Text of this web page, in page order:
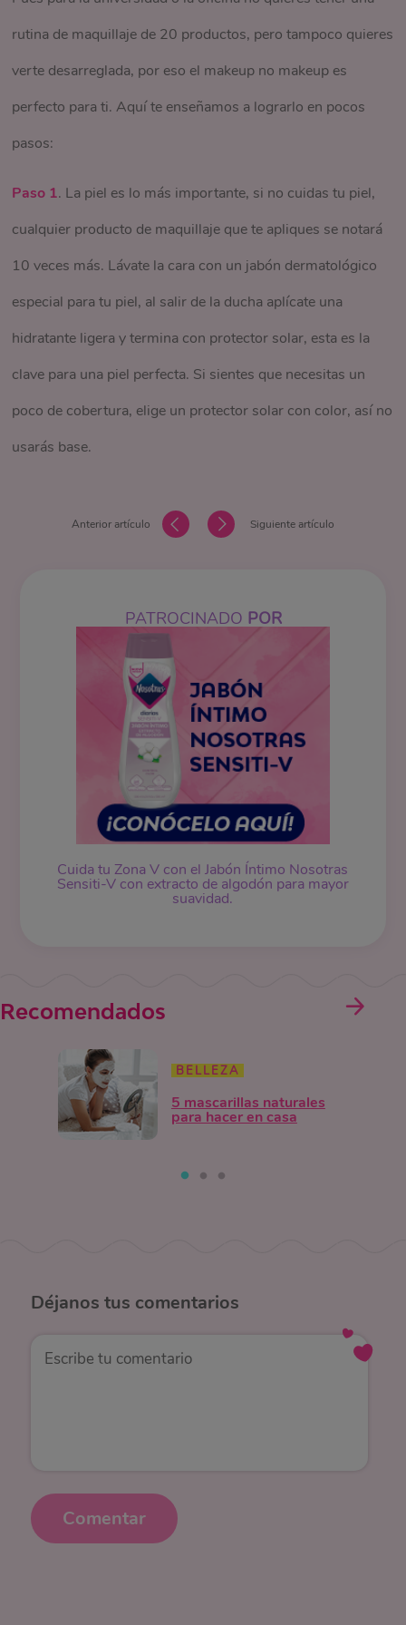
rutina de maquillaje de 20 productos, pero tampoco quieres
verte desarreglada, por eso el makeup no makeup es
perfecto para ti. Aquí te enseñamos a lograrlo en pocos
pasos:
Paso 1. La piel es lo más importante, si no cuidas tu piel,
cualquier producto de maquillaje que te apliques se notará
10 veces más. Lávate la cara con un jabón dermatológico
especial para tu piel, al salir de la ducha aplícate una
hidratante ligera y termina con protector solar, esta es la
clave para una piel perfecta. Si sientes que necesitas un
poco de cobertura, elige un protector solar con color, así no
usarás base.
Anterior artículo Siguiente artículo
PATROCINADO POR
Cuida tu Zona V con el Jabón Íntimo Nosotras
Sensiti-V con extracto de algodón para mayor
suavidad.
Recomendados
BELLEZA
5 mascarillas naturales
para hacer en casa
Déjanos tus comentarios
Comentar